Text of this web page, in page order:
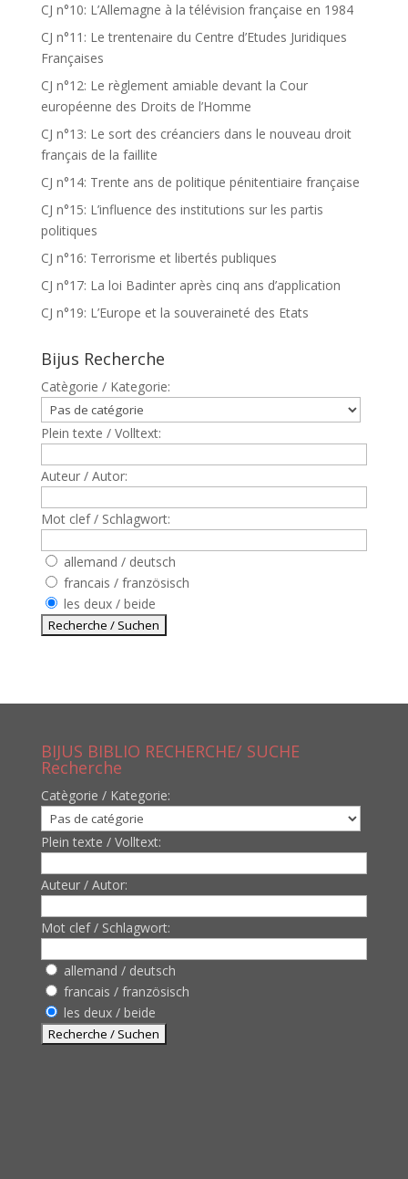
CJ n°10: L’Allemagne à la télévision française en 1984
CJ n°11: Le trentenaire du Centre d’Etudes Juridiques
Françaises
CJ n°12: Le règlement amiable devant la Cour
européenne des Droits de l’Homme
CJ n°13: Le sort des créanciers dans le nouveau droit
français de la faillite
CJ n°14: Trente ans de politique pénitentiaire française
CJ n°15: L’influence des institutions sur les partis
politiques
CJ n°16: Terrorisme et libertés publiques
CJ n°17: La loi Badinter après cinq ans d’application
CJ n°19: L’Europe et la souveraineté des Etats
Bijus Recherche
Catègorie / Kategorie:
Plein texte / Volltext:
Auteur / Autor:
Mot clef / Schlagwort:
allemand / deutsch
francais / französisch
les deux / beide
BIJUS BIBLIO RECHERCHE/ SUCHE
Recherche
Catègorie / Kategorie:
Plein texte / Volltext:
Auteur / Autor:
Mot clef / Schlagwort:
allemand / deutsch
francais / französisch
les deux / beide